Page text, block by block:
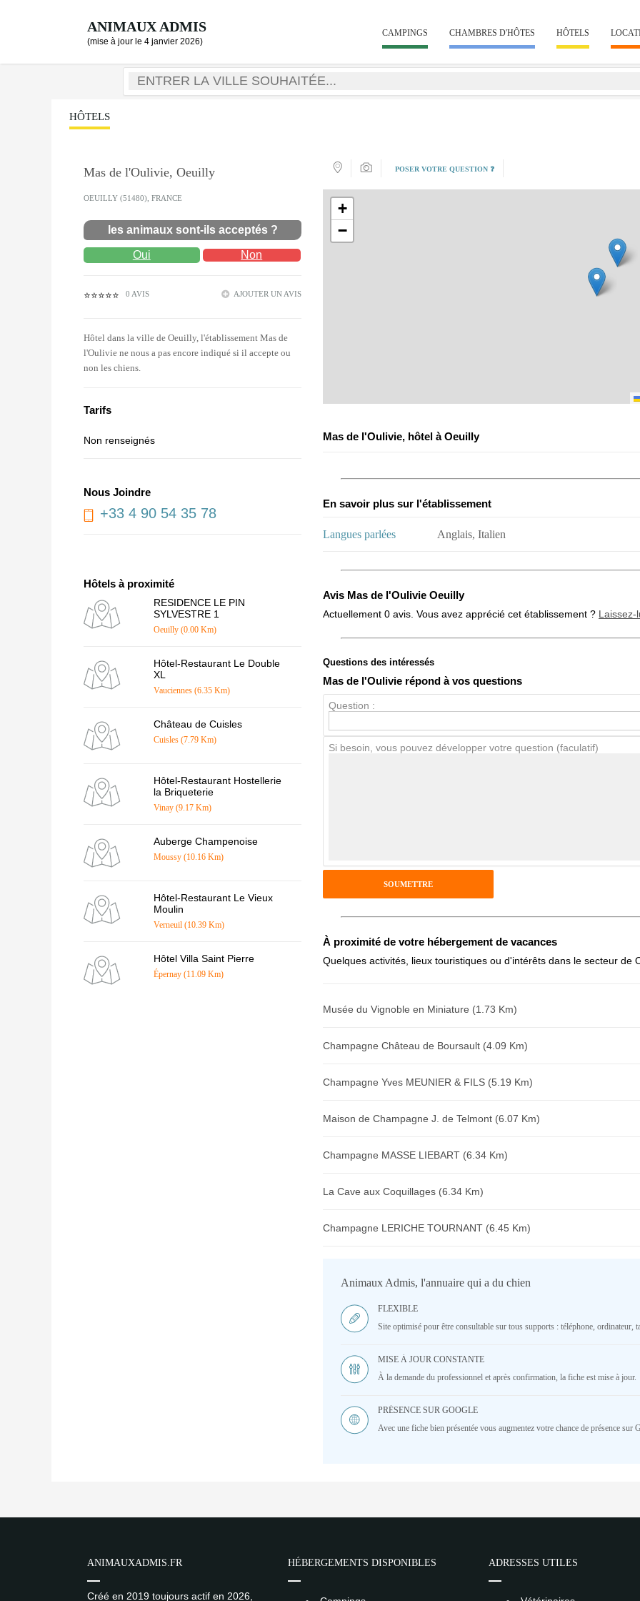
ANIMAUX ADMIS
(mise à jour le 4 janvier 2026)
CAMPINGS CHAMBRES D'HÔTES HÔTELS
HÔTELS
Mas de l'Oulivie, Oeuilly
OEUILLY (51480), FRANCE
les animaux sont-ils acceptés ?
Oui Non
⭐⭐⭐⭐⭐ 0 AVIS AJOUTER UN AVIS
Hôtel dans la ville de Oeuilly, l'établissement Mas de
l'Oulivie ne nous a pas encore indiqué si il accepte ou
non les chiens.
Tarifs
Non renseignés
Nous Joindre
+33 4 90 54 35 78
Hôtels à proximité
RESIDENCE LE PIN
SYLVESTRE 1
Oeuilly (0.00 Km)
Hôtel-Restaurant Le Double
XL
Vauciennes (6.35 Km)
Château de Cuisles
Cuisles (7.79 Km)
Hôtel-Restaurant Hostellerie
la Briqueterie
Vinay (9.17 Km)
Auberge Champenoise
Moussy (10.16 Km)
Hôtel-Restaurant Le Vieux
Moulin
Verneuil (10.39 Km)
Hôtel Villa Saint Pierre
Épernay (11.09 Km)
POSER VOTRE QUESTION ❓
+
−
Mas de l'Oulivie, hôtel à Oeuilly
En savoir plus sur l'établissement
Langues parlées Anglais, Italien
Avis Mas de l'Oulivie Oeuilly
Actuellement 0 avis. Vous avez apprécié cet établissement ? Laissez-
Note globale
Avis Clients
Antispam - Combien font 7x4 (en chiffres) :
Avis sur l'établissement :
Questions des intéressés
Mas de l'Oulivie répond à vos questions
Question :
Si besoin, vous pouvez développer votre question (faculatif)
À proximité de votre hébergement de vacances
Quelques activités, lieux touristiques ou d'intérêts dans le secteur de
Musée du Vignoble en Miniature (1.73 Km)
Champagne Château de Boursault (4.09 Km)
Champagne Yves MEUNIER & FILS (5.19 Km)
Maison de Champagne J. de Telmont (6.07 Km)
Champagne MASSE LIEBART (6.34 Km)
La Cave aux Coquillages (6.34 Km)
Champagne LERICHE TOURNANT (6.45 Km)
Animaux Admis, l'annuaire qui a du chien
FLEXIBLE
Site optimisé pour être consultable sur tous supports : téléphone, ordinateur,
MISE À JOUR CONSTANTE
À la demande du professionnel et après confirmation, la fiche est mise à jour.
PRÉSENCE SUR GOOGLE
Avec une fiche bien présentée vous augmentez votre chance de présence sur
ANIMAUXADMIS.FR
Créé en 2019 toujours actif en 2026,
HÉBERGEMENTS DISPONIBLES ADRESSES UTILES